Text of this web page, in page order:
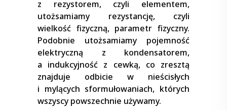
z rezystorem, czyli elementem,
utożsamiamy rezystancję, czyli
wielkość fizyczną, parametr fizyczny.
Podobnie utożsamiamy pojemność
elektryczną z kondensatorem,
a indukcyjność z cewką, co zresztą
znajduje odbicie w nieścisłych
i mylących sformułowaniach, których
wszyscy powszechnie używamy.